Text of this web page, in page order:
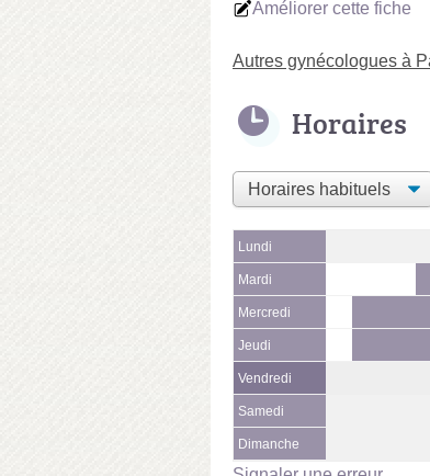
Améliorer cette fiche
Autres gynécologues à
Horaires
Lundi
Mardi
Mercredi
Jeudi
Vendredi
Samedi
Dimanche